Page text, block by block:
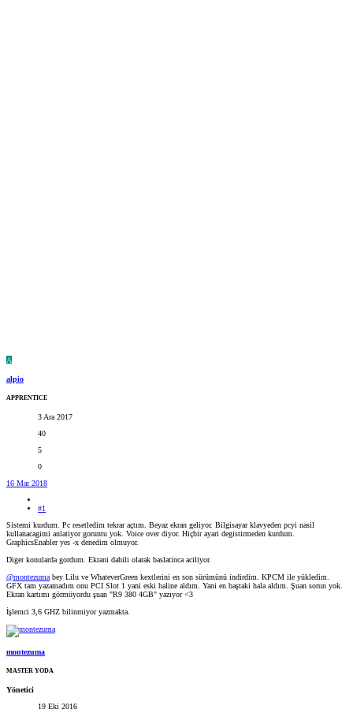
A
alpio
APPRENTICE
3 Ara 2017
40
5
0
16 Mar 2018
#1
Sistemi kurdum. Pc resetledim tekrar açtım. Beyaz ekran geliyor. Bilgisayar klavyeden pcyi nasil
kullanacagimi anlatiyor goruntu yok. Voice over diyor. Hiçbir ayari degistirmeden kurdum.
GraphicsEnabler yes -x denedim olmuyor.
Diger konularda gordum. Ekrani dahili olarak baslatinca aciliyor.
@montezuma bey Lilu ve WhateverGreen kextlerini en son sürümünü indirdim. KPCM ile yükledim.
GFX tam yazamadım onu PCI Slot 1 yani eski haline aldım. Yani en baştaki hala aldım. Şuan sorun yok.
Ekran kartımı görmüyordu şuan "R9 380 4GB" yazıyor <3
İşlemci 3,6 GHZ bilinmiyor yazmakta.
montezuma
MASTER YODA
Yönetici
19 Eki 2016